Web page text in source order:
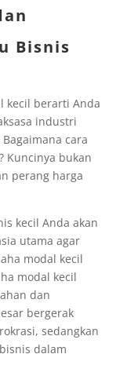
Bisnis
kecil berarti Anda
industri
cara
Kuncinya bukan
perang harga
kecil Anda akan
utama agar
modal kecil
modal kecil
dan
bergerak
sedangkan
dalam